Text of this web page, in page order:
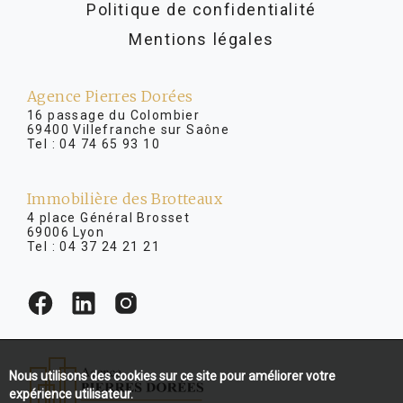
Politique de confidentialité
Mentions légales
Agence Pierres Dorées
16 passage du Colombier
69400 Villefranche sur Saône
Tel :04 74 65 93 10
Immobilière des Brotteaux
4 place Général Brosset
69006 Lyon
Tel :04 37 24 21 21
Nous utilisons des cookies sur ce site pour améliorer votre
expérience utilisateur.